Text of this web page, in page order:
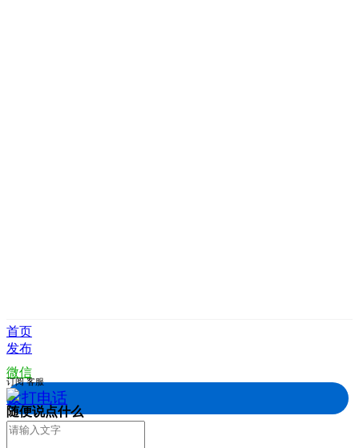
首页
发布
微信
拨打电话
订阅 客服
随便说点什么